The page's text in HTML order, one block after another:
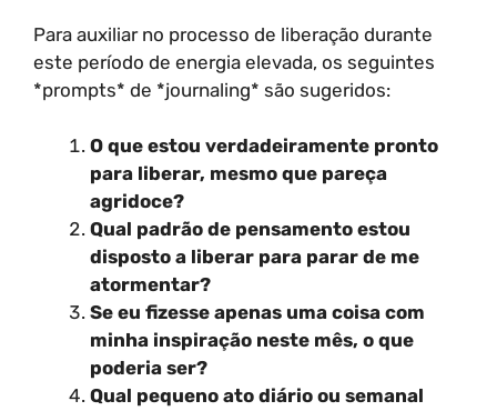
Para auxiliar no processo de liberação durante
este período de energia elevada, os seguintes
*prompts* de *journaling* são sugeridos:
O que estou verdadeiramente pronto
para liberar, mesmo que pareça
agridoce?
Qual padrão de pensamento estou
disposto a liberar para parar de me
atormentar?
Se eu fizesse apenas uma coisa com
minha inspiração neste mês, o que
poderia ser?
Qual pequeno ato diário ou semanal